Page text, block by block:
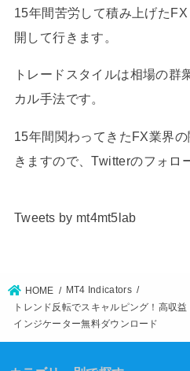
15年間苦労して積み上げた
開して行きます。
トレードスタイルは相場の群
カル手法です。
15年間関わってきたFX業界
きますので、Twitterのフォロ
Tweets by mt4mt5lab
HOME
MT4 Indicators
トレンド反転でスキャルピング！高収
インジケーター無料ダウンロード